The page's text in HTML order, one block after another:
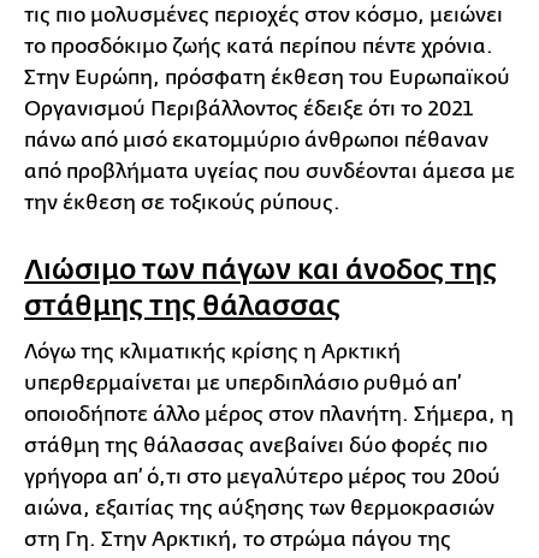
τις πιο μολυσμένες περιοχές στον κόσμο, μειώνει
το προσδόκιμο ζωής κατά περίπου πέντε χρόνια.
Στην Ευρώπη, πρόσφατη έκθεση του Ευρωπαϊκού
Οργανισμού Περιβάλλοντος έδειξε ότι το 2021
πάνω από μισό εκατομμύριο άνθρωποι πέθαναν
από προβλήματα υγείας που συνδέονται άμεσα με
την έκθεση σε τοξικούς ρύπους.
Λιώσιμο των πάγων και άνοδος της
στάθμης της θάλασσας
Λόγω της κλιματικής κρίσης η Αρκτική
υπερθερμαίνεται με υπερδιπλάσιο ρυθμό απ’
οποιοδήποτε άλλο μέρος στον πλανήτη. Σήμερα, η
στάθμη της θάλασσας ανεβαίνει δύο φορές πιο
γρήγορα απ’ ό,τι στο μεγαλύτερο μέρος του 20ού
αιώνα, εξαιτίας της αύξησης των θερμοκρασιών
στη Γη. Στην Αρκτική, το στρώμα πάγου της